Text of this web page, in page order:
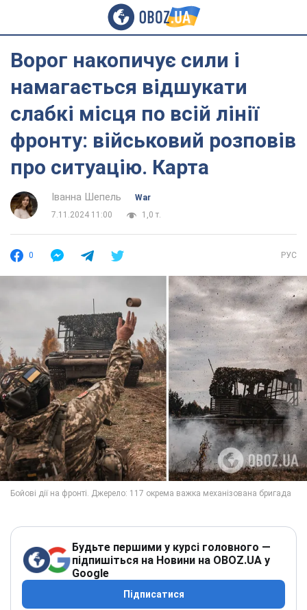
Ворог накопичує сили і
намагається відшукати
слабкі місця по всій лінії
фронту: військовий розповів
про ситуацію. Карта
Іванна Шепель
War
7.11.2024 11:00
1,0 т.
0 РУС
Будьте першими у курсі головного —
підпишіться на Новини на OBOZ.UA у
Google
Підписатися